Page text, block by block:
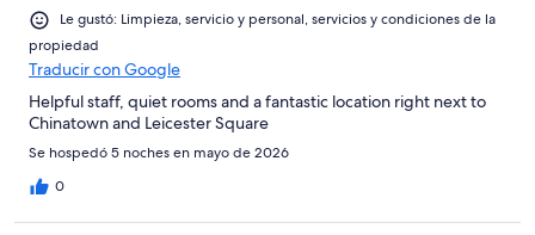
Le gustó: Limpieza, servicio y personal, servicios y condiciones de la
propiedad
Traducir con Google
Helpful staff, quiet rooms and a fantastic location right next to
Chinatown and Leicester Square
Se hospedó 5 noches en mayo de 2026
0